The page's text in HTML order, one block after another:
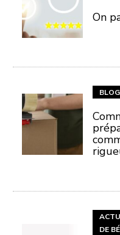
On
BLOG
DE